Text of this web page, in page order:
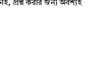
প্রশ্ন করার জন্য অবশ্যই